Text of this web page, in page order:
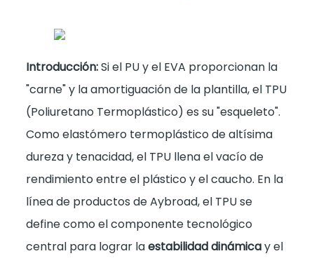
Introducción:Si el PU y el EVA proporcionan la
"carne" y la amortiguación de la plantilla, el TPU
(Poliuretano Termoplástico) es su "esqueleto".
Como elastómero termoplástico de altísima
dureza y tenacidad, el TPU llena el vacío de
rendimiento entre el plástico y el caucho. En la
línea de productos de Aybroad, el TPU se
define como el componente tecnológico
central para lograr laestabilidad dinámicay el